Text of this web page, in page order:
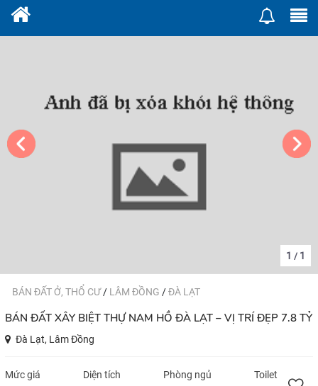
1 / 1
BÁN ĐẤT Ở, THỔ CƯ/ LÂM ĐỒNG /ĐÀ LẠT
BÁN ĐẤT XÂY BIỆT THỰ NAM HỒ ĐÀ LẠT – VỊ TRÍ ĐẸP 7.8 TỶ
Đà Lạt, Lâm Đồng
Mức giá Diện tích Phòng ngủ Toilet